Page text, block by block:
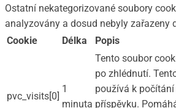
Ostatní nekategorizované soubory
analyzovány a dosud nebyly zařazeny
Cookie
Délka Popis
pvc_visits[0]
1
minuta
Tento soubor
po zhlédnutí.
používá k
příspěvku.